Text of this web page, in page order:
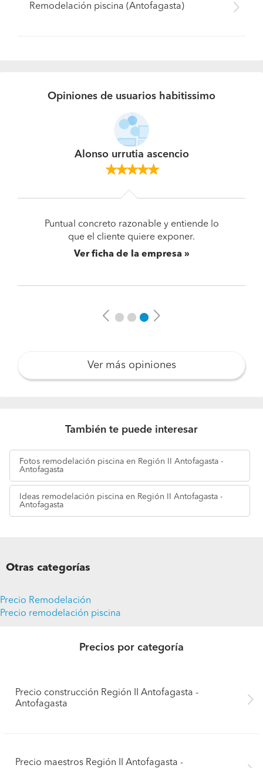
Remodelación piscina (Antofagasta)
Opiniones de usuarios habitissimo
Alonso urrutia ascencio
Puntual concreto razonable y entiende lo
que el cliente quiere exponer.
Ver ficha de la empresa
Previous Next
Ver más opiniones
También te puede interesar
Fotos remodelación piscina en Región II Antofagasta -
Antofagasta
Ideas remodelación piscina en Región II Antofagasta -
Antofagasta
Otras categorías
Precio Remodelación
Precio remodelación piscina
Precios por categoría
Precio construcción Región II Antofagasta -
Antofagasta
Precio maestros Región II Antofagasta -